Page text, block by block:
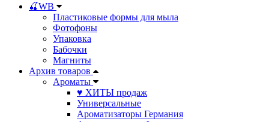
🍒WB
Пластиковые формы для мыла
Фотофоны
Упаковка
Бабочки
Магниты
Архив товаров
Ароматы
♥ ХИТЫ продаж
Универсальные
Ароматизаторы Германия